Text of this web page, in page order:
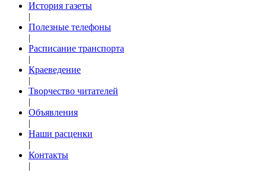
История газеты
|
Полезные телефоны
|
Расписание транспорта
|
Краеведение
|
Творчество читателей
|
Объявления
|
Наши расценки
|
Контакты
|